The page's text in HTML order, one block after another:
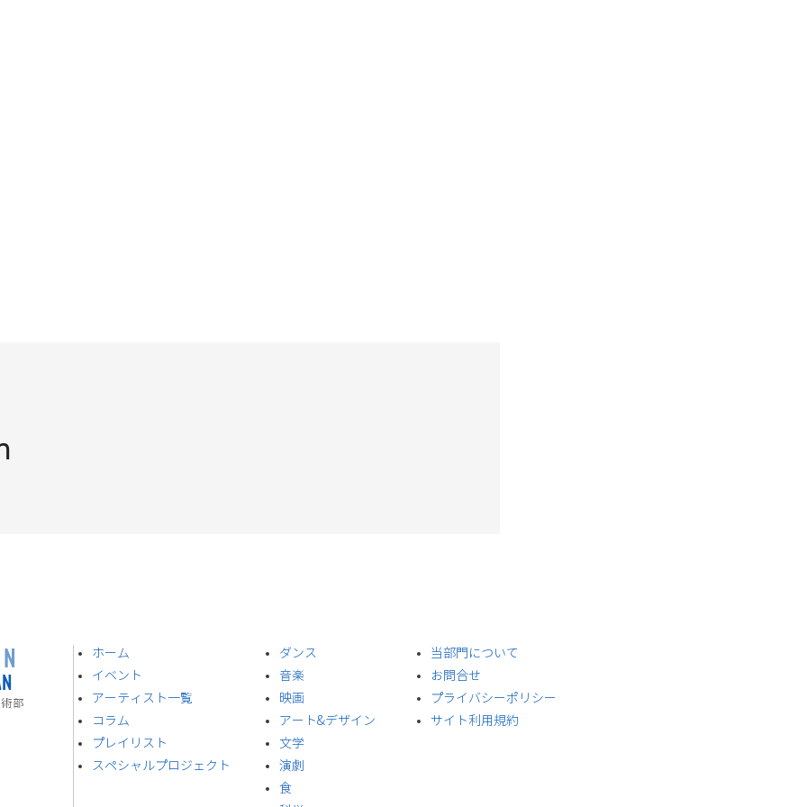
部
ホーム
イベント
​アーティスト一覧
​コラム
プレイリスト
スペシャルプロジェクト
ダンス
音楽
​映画
アート&デザイン
​文学
演劇
食
​当部門について
お問合せ
プライバシーポリシー
サイト利用規約